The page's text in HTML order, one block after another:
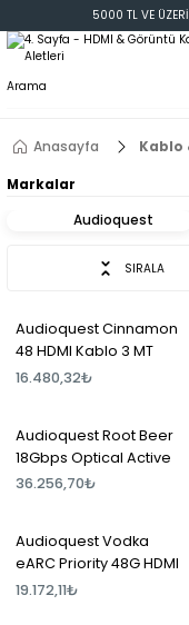
5000 TL VE
Anasayfa Kablo
Markalar
Audioquest
SIRALA
Audioquest Cinnamon
48 HDMI Kablo 3 MT
16.480,32₺
Audioquest Root Beer
18Gbps Optical Active
HDMI 2.0b Kablo 15
36.256,70₺
Audioquest Vodka
eARC Priority 48G HDMI
Kablo 2 metre
19.172,11₺